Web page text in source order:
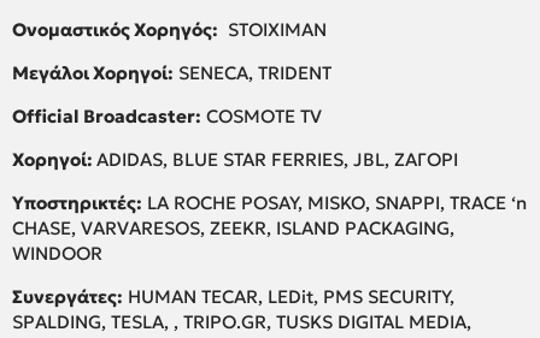
Ονομαστικός Χορηγός: STOIXIMAN
Μεγάλοι Χορηγοί: SENECA, TRIDENT
Official Broadcaster: COSMOTE TV
Χορηγοί: ADIDAS, BLUE STAR FERRIES, JBL, ΖΑΓΟΡΙ
Υποστηρικτές: LA ROCHE POSAY, MISKO, SNAPPI, TRACE ‘n
CHASE, VARVARESOS, ZEEKR, ISLAND PACKAGING,
WINDOOR
Συνεργάτες: HUMAN TECAR, LEDit, PMS SECURITY,
SPALDING, TESLA, , TRIPO.GR, TUSKS DIGITAL MEDIA,